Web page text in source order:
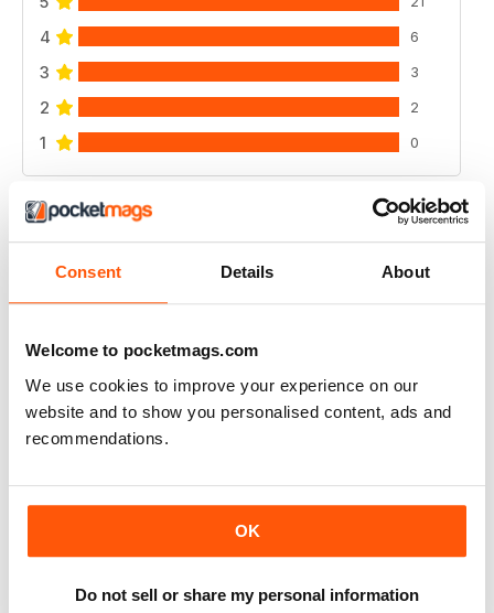
Consent Details About
Welcome to pocketmags.com
We use cookies to improve your experience on our
website and to show you personalised content, ads and
recommendations.
OK
Do not sell or share my personal information
4 6
3 3
2 2
1 0
VISUALIZZA LE RECENSIONI
A PLACE IN THE SUN MAGAZINE
Recensito 29 marzo 2020
GOES WELL WITH THE TV PROGRAMME